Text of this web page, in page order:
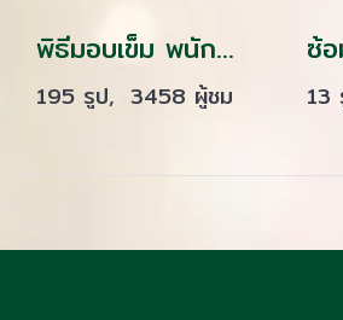
พิธีมอบเข็ม พนักงานผู้ช่วยทางการพยาบาลรุ่นที่ 37.1 38 และ 38.1 ณ โรงเรียนเดอะแคร์การบริบาล
195 รูป, 3458 ผู้ชม 13